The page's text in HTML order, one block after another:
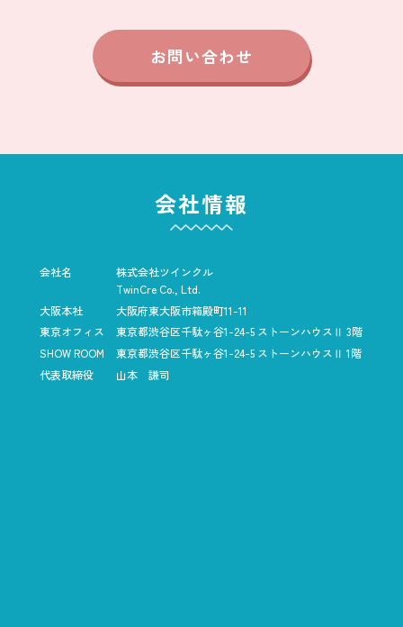
お問い合わせ
会社情報
会社名
株式会社ツインクル
TwinCre Co., Ltd.
大阪本社
大阪府東大阪市箱殿町11-11
東京オフィス
東京都渋谷区千駄ヶ谷1-24-5 ストーンハウスⅡ 3階
SHOW ROOM
東京都渋谷区千駄ヶ谷1-24-5 ストーンハウスⅡ 1階
代表取締役
山本 謙司